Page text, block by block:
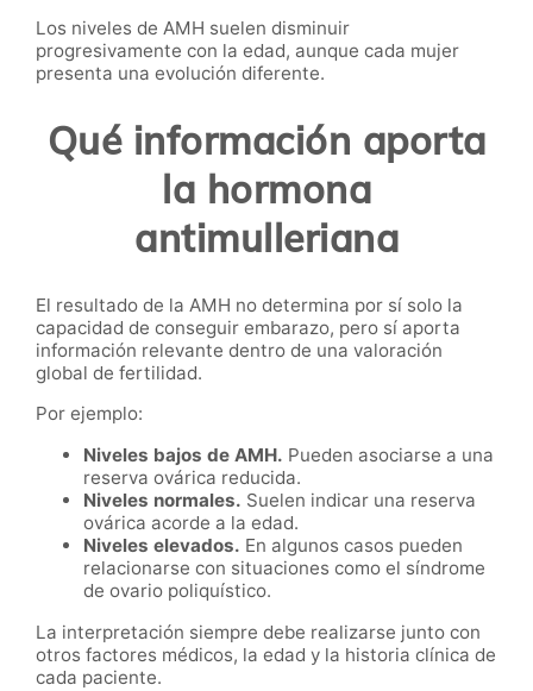
Los niveles de AMH suelen disminuir
progresivamente con la edad, aunque cada mujer
presenta una evolución diferente.
Qué información aporta
la hormona
antimulleriana
El resultado de la AMH no determina por sí solo la
capacidad de conseguir embarazo, pero sí aporta
información relevante dentro de una valoración
global de fertilidad.
Por ejemplo:
Niveles bajos de AMH. Pueden asociarse a una
reserva ovárica reducida.
Niveles normales. Suelen indicar una reserva
ovárica acorde a la edad.
Niveles elevados. En algunos casos pueden
relacionarse con situaciones como el síndrome
de ovario poliquístico.
La interpretación siempre debe realizarse junto con
otros factores médicos, la edad y la historia clínica de
cada paciente.